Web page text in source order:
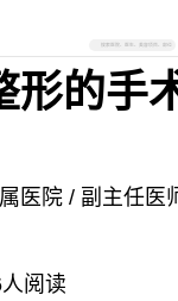
搜索医院、医生、美容项目、部位
形的手
医院 / 副主任医
阅读